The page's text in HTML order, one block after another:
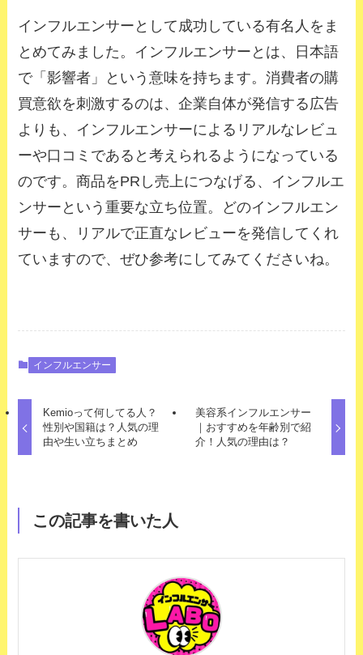
インフルエンサーとして成功している有名人をま
とめてみました。インフルエンサーとは、日本語
で「影響者」という意味を持ちます。消費者の購
買意欲を刺激するのは、企業自体が発信する広告
よりも、インフルエンサーによるリアルなレビュ
ーや口コミであると考えられるようになっている
のです。商品をPRし売上につなげる、インフルエ
ンサーという重要な立ち位置。どのインフルエン
サーも、リアルで正直なレビューを発信してくれ
ていますので、ぜひ参考にしてみてくださいね。
インフルエンサー
Kemioって何してる人？
性別や国籍は？人気の理
由や生い立ちまとめ
美容系インフルエンサー
｜おすすめを年齢別で紹
介！人気の理由は？
この記事を書いた人